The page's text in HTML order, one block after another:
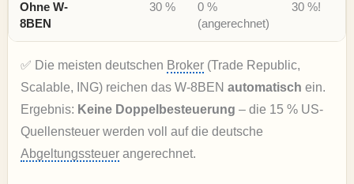
Ohne W-
8BEN
30 %
0 %
(angerechnet)
30 %!
✅ Die meisten deutschen Broker(Trade Republic,
Scalable, ING) reichen das W-8BEN automatisch ein.
Ergebnis: Keine Doppelbesteuerung – die 15 % US-
Quellensteuer werden voll auf die deutsche
Abgeltungssteuerangerechnet.